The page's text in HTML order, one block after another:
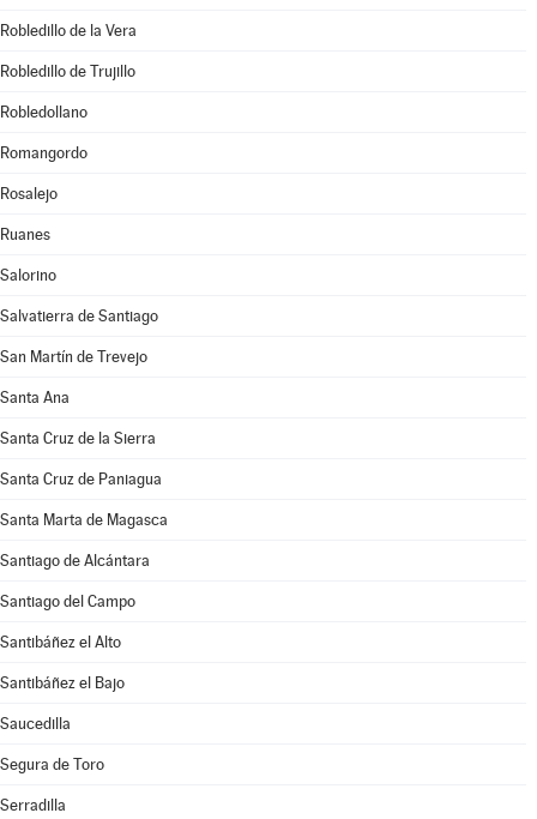
Robledillo de la Vera
Robledillo de Trujillo
Robledollano
Romangordo
Rosalejo
Ruanes
Salorino
Salvatierra de Santiago
San Martín de Trevejo
Santa Ana
Santa Cruz de la Sierra
Santa Cruz de Paniagua
Santa Marta de Magasca
Santiago de Alcántara
Santiago del Campo
Santibáñez el Alto
Santibáñez el Bajo
Saucedilla
Segura de Toro
Serradilla